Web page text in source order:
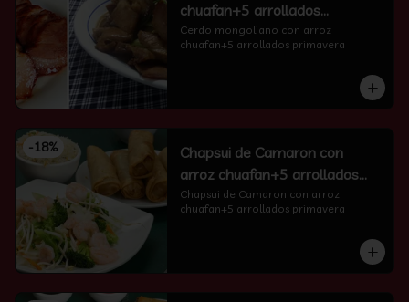
chuafan+5 arrollados
primavera
Cerdo mongoliano con arroz
chuafan+5 arrollados primavera
-18%
Chapsui de Camaron con
arroz chuafan+5 arrollados
primavera
Chapsui de Camaron con arroz
chuafan+5 arrollados primavera